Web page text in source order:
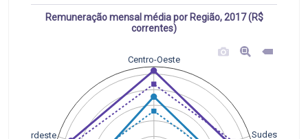
Remuneração mensal média por Região, 2017 (R$
correntes)
Centro-Oeste
Nordeste Sudeste